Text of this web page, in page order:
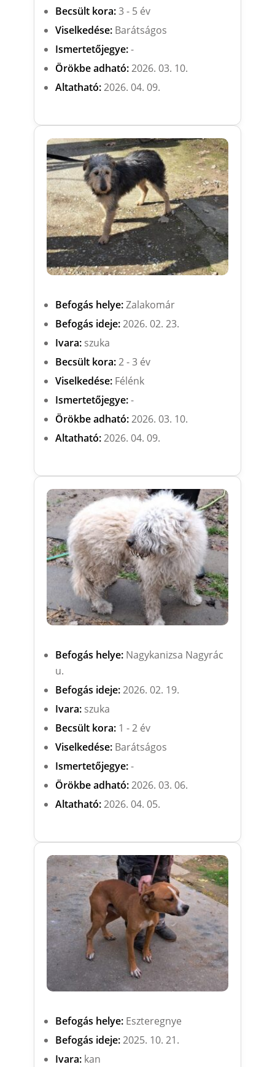
Becsült kora:3 - 5 év
Viselkedése:Barátságos
Ismertetőjegye:-
Örökbe adható:2026. 03. 10.
Altatható:2026. 04. 09.
Befogás helye:Zalakomár
Befogás ideje:2026. 02. 23.
Ivara:szuka
Becsült kora:2 - 3 év
Viselkedése:Félénk
Ismertetőjegye:-
Örökbe adható:2026. 03. 10.
Altatható:2026. 04. 09.
Befogás helye:Nagykanizsa Nagyrác
u.
Befogás ideje:2026. 02. 19.
Ivara:szuka
Becsült kora:1 - 2 év
Viselkedése:Barátságos
Ismertetőjegye:-
Örökbe adható:2026. 03. 06.
Altatható:2026. 04. 05.
Befogás helye:Eszteregnye
Befogás ideje:2025. 10. 21.
Ivara:kan